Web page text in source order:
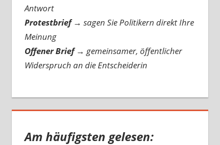
Antwort
Protestbrief → sagen Sie Politikern direkt Ihre
Meinung
Offener Brief → gemeinsamer, öffentlicher
Widerspruch an die Entscheiderin
Am häufigsten gelesen: